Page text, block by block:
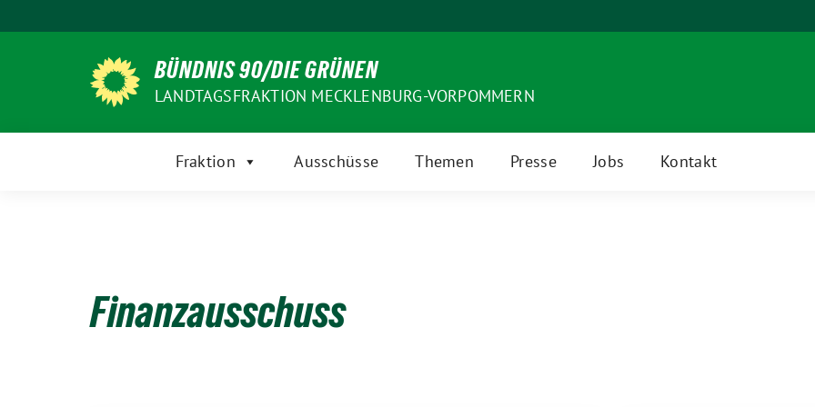
zum
BÜNDNIS 90/DIE GRÜNEN
LANDTAGSFRAKTION MECKLENBURG-VORPOMMERN
Fraktion Ausschüsse Themen Presse Jobs Kontakt
Finanzausschuss